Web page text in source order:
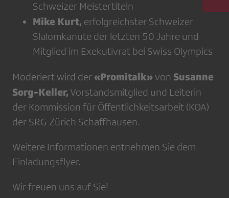
Schweizer Meistertiteln
Mike Kurt, erfolgreichster Schweizer
Slalomkanute der letzten 50 Jahre und
Mitglied im Exekutivrat bei Swiss Olympics
Moderiert wird der «Promitalk» von Susanne
Sorg-Keller,Vorstandsmitglied und Leiterin
der Kommission für Öffentlichkeitsarbeit (KOA)
der SRG Zürich Schaffhausen.
Weitere Informationen entnehmen Sie dem
Einladungsflyer.
Wir freuen uns auf Sie!